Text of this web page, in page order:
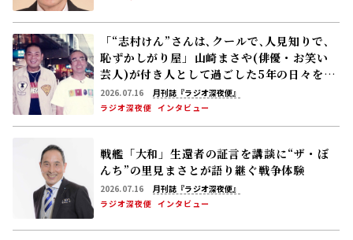
「“志村けん”さんは､クールで､人見知りで､
恥ずかしがり屋」――山崎まさや(俳優・お笑い
芸人)が付き人として過ごした5年の日々を語
る
2026.07.16
月刊誌『ラジオ深夜便』
ラジオ深夜便 インタビュー
戦艦「大和」生還者の証言を講談に――“ザ・ぼ
んち”の里見まさとが語り継ぐ戦争体験
2026.07.16
月刊誌『ラジオ深夜便』
ラジオ深夜便 インタビュー